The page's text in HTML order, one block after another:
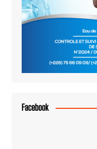
Facebook